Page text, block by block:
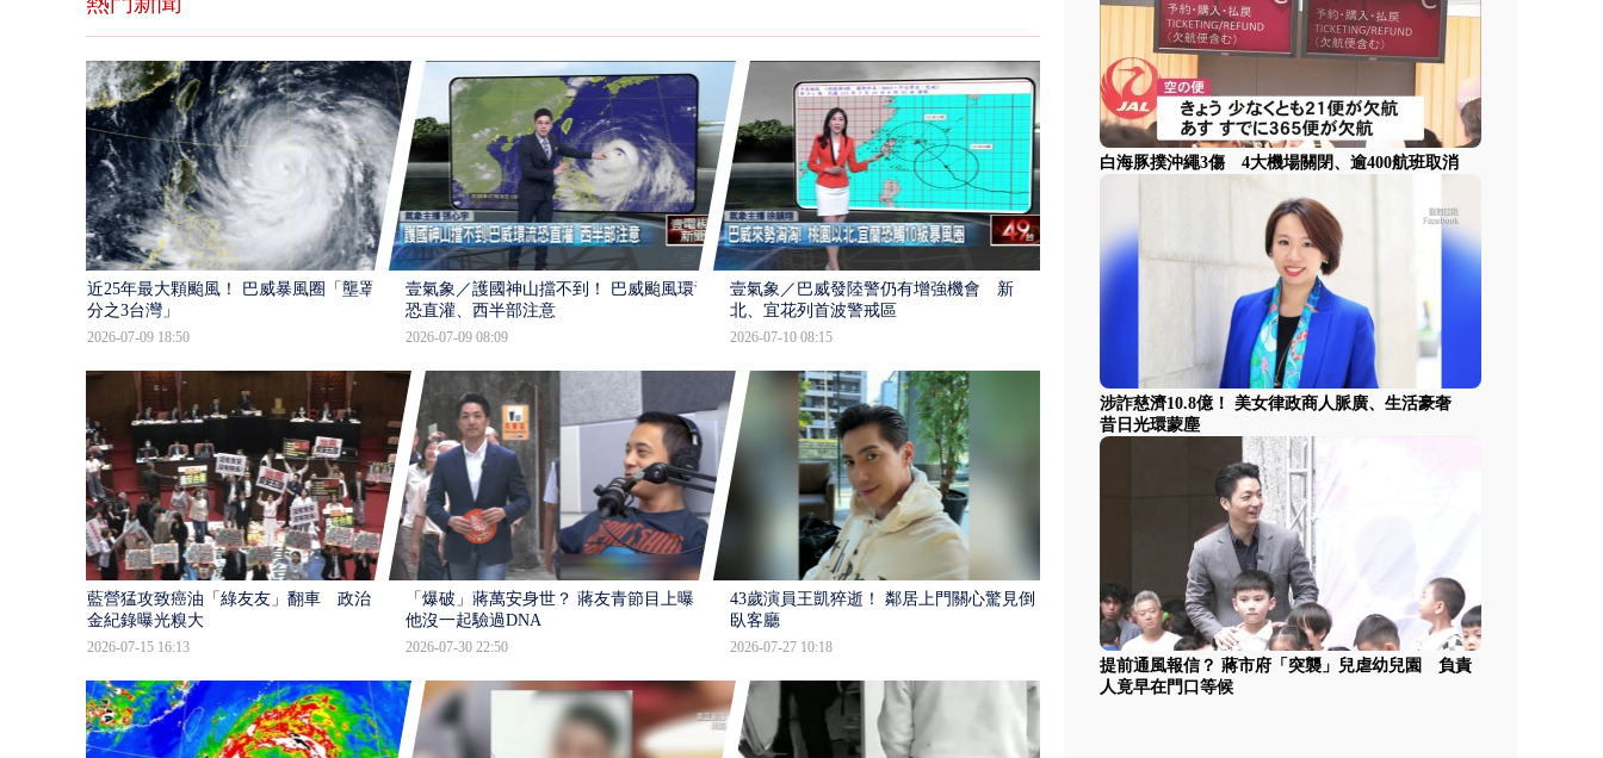
近25年最大顆颱風！ 巴威暴風圈「壟罩4
分之3台灣」
2026-07-09 18:50
壹氣象／護國神山擋不到！ 巴威颱風環流
恐直灌、西半部注意
2026-07-09 08:09
壹氣象／巴威發陸警仍有增強機會 新
北、宜花列首波警戒區
2026-07-10 08:15
藍營猛攻致癌油「綠友友」翻車 政治獻
金紀錄曝光糗大
2026-07-15 16:13
「爆破」蔣萬安身世？ 蔣友青節目上曝：
他沒一起驗過DNA
2026-07-30 22:50
43歲演員王凱猝逝！ 鄰居上門關心驚見倒
臥客廳
2026-07-27 10:18
白海豚撲沖繩3傷 4大機場關閉、逾400航班取消
涉詐慈濟10.8億！ 美女律政商人脈廣、生活豪奢
昔日光環蒙塵
提前通風報信？ 蔣市府「突襲」兒虐幼兒園 負責
人竟早在門口等候